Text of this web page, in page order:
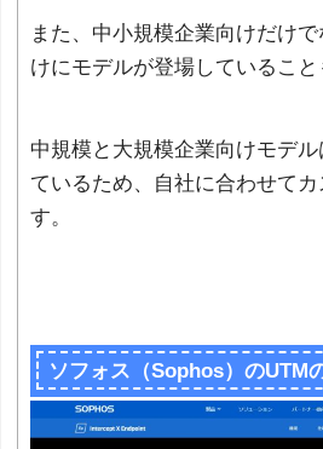
また、中小規模企業向けだけ
けにモデルが登場していること
中規模と大規模企業向けモデ
ているため、自社に合わせて
す。
ソフォス（Sophos）のUTM